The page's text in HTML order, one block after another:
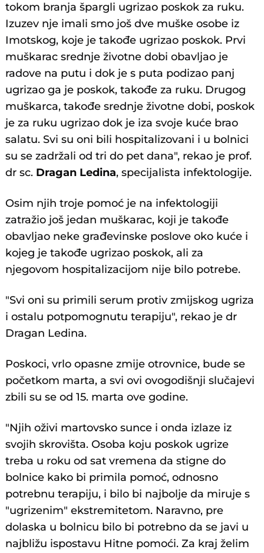
tokom branja špargli ugrizao poskok za ruku.
Izuzev nje imali smo još dve muške osobe iz
Imotskog, koje je takođe ugrizao poskok. Prvi
muškarac srednje životne dobi obavljao je
radove na putu i dok je s puta podizao panj
ugrizao ga je poskok, takođe za ruku. Drugog
muškarca, takođe srednje životne dobi, poskok
je za ruku ugrizao dok je iza svoje kuće brao
salatu. Svi su oni bili hospitalizovani i u bolnici
su se zadržali od tri do pet dana", rekao je prof.
dr sc. Dragan Ledina, specijalista infektologije.
Osim njih troje pomoć je na infektologiji
zatražio još jedan muškarac, koji je takođe
obavljao neke građevinske poslove oko kuće i
kojeg je takođe ugrizao poskok, ali za
njegovom hospitalizacijom nije bilo potrebe.
"Svi oni su primili serum protiv zmijskog ugriza
i ostalu potpomognutu terapiju", rekao je dr
Dragan Ledina.
Poskoci, vrlo opasne zmije otrovnice, bude se
početkom marta, a svi ovi ovogodišnji slučajevi
zbili su se od 15. marta ove godine.
"Njih oživi martovsko sunce i onda izlaze iz
svojih skrovišta. Osoba koju poskok ugrize
treba u roku od sat vremena da stigne do
bolnice kako bi primila pomoć, odnosno
potrebnu terapiju, i bilo bi najbolje da miruje s
"ugrizenim" ekstremitetom. Naravno, pre
dolaska u bolnicu bilo bi potrebno da se javi u
najbližu ispostavu Hitne pomoći. Za kraj želim